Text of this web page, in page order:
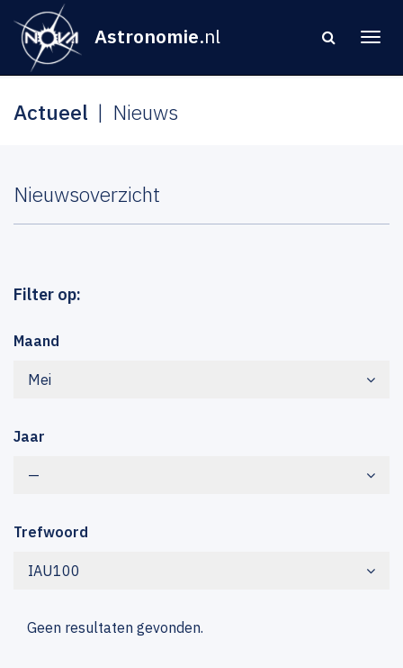
Astronomie.nl
Actueel Nieuws
Nieuwsoverzicht
Filter op:
Maand
Mei
Jaar
—
Trefwoord
IAU100
Geen resultaten gevonden.